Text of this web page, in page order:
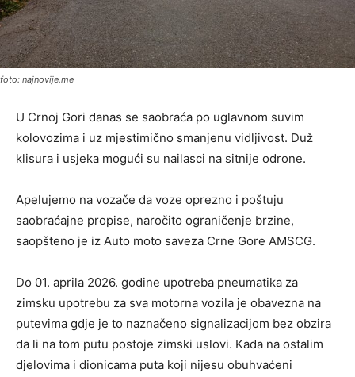
foto: najnovije.me
U Crnoj Gori danas se saobraća po uglavnom suvim
kolovozima i uz mjestimično smanjenu vidljivost. Duž
klisura i usjeka mogući su nailasci na sitnije odrone.
Apelujemo na vozače da voze oprezno i poštuju
saobraćajne propise, naročito ograničenje brzine,
saopšteno je iz Auto moto saveza Crne Gore AMSCG.
Do 01. aprila 2026. godine upotreba pneumatika za
zimsku upotrebu za sva motorna vozila je obavezna na
putevima gdje je to naznačeno signalizacijom bez obzira
da li na tom putu postoje zimski uslovi. Kada na ostalim
djelovima i dionicama puta koji nijesu obuhvaćeni